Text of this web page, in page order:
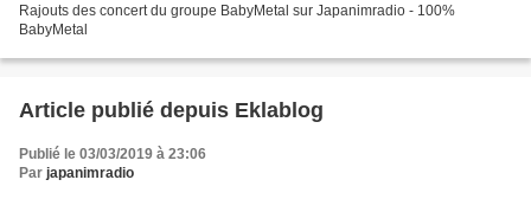
Rajouts des concert du groupe BabyMetal sur Japanimradio - 100%
BabyMetal
Article publié depuis Eklablog
Publié le 03/03/2019 à 23:06
Par japanimradio